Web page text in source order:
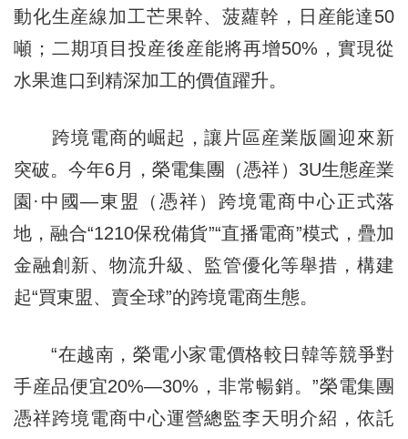
動化生産線加工芒果幹、菠蘿幹，日産能達50
噸；二期項目投産後産能將再增50%，實現從
水果進口到精深加工的價值躍升。
跨境電商的崛起，讓片區産業版圖迎來新
突破。今年6月，榮電集團（憑祥）3U生態産業
園·中國—東盟（憑祥）跨境電商中心正式落
地，融合“1210保稅備貨”“直播電商”模式，疊加
金融創新、物流升級、監管優化等舉措，構建
起“買東盟、賣全球”的跨境電商生態。
“在越南，榮電小家電價格較日韓等競爭對
手産品便宜20%—30%，非常暢銷。”榮電集團
憑祥跨境電商中心運營總監李天明介紹，依託